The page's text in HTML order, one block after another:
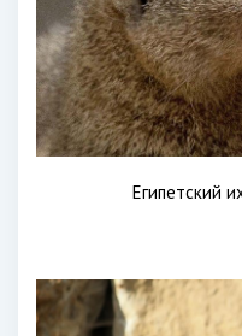
Египетский